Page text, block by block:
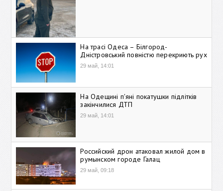
На трасі Одеса – Білгород-
Дністровський повністю перекриють рух
29 май, 14:01
На Одещині п'яні покатушки підлітків
закінчилися ДТП
29 май, 14:01
Российский дрон атаковал жилой дом в
румынском городе Галац
29 май, 09:18